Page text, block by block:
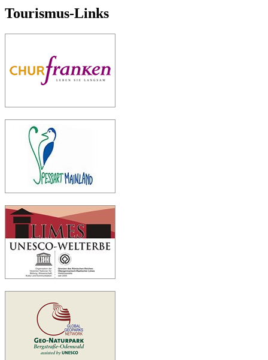
Tourismus-Links